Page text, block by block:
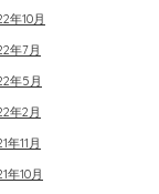
年10月
年7月
年5月
年2月
年11月
年10月